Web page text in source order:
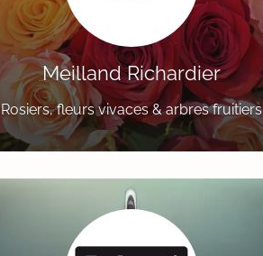
Meilland Richardier
Rosiers, fleurs vivaces & arbres fruitiers